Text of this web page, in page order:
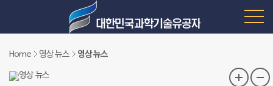
Home 영상 뉴스 영상 뉴스